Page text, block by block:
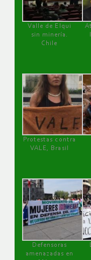
Valle de Elqui
sin minería.
Chile
Protestas contra
VALE, Brasil
Defensoras
amenazadas en